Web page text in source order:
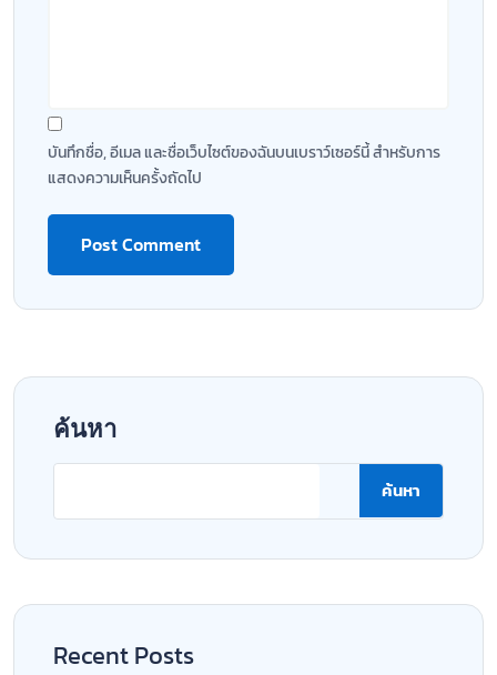
บันทึกชื่อ, อีเมล และชื่อเว็บไซต์ของฉันบนเบราว์เซอร์นี้ สำหรับการ
แสดงความเห็นครั้งถัดไป
ค้นหา
ค้นหา
Recent Posts